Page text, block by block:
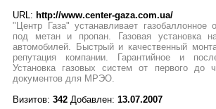
URL: http://www.center-gaza.com.ua/
"Центр Газа" устанавливает газобаллонное
под метан и пропан. Газовая установка
автомобилей. Быстрый и качественный
репутация компании. Гарантийное и
Установка газовых систем от первого до
документов для МРЭО.
Визитов: 342 Добавлен: 13.07.2007